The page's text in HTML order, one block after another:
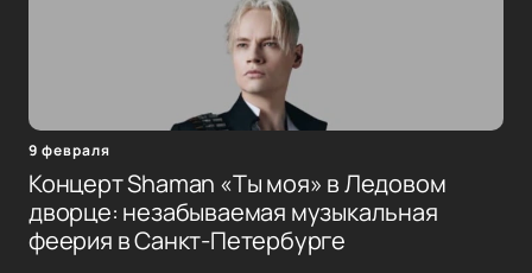
9 февраля
Концерт Shaman «Ты моя» в Ледовом
дворце: незабываемая музыкальная
феерия в Санкт-Петербурге